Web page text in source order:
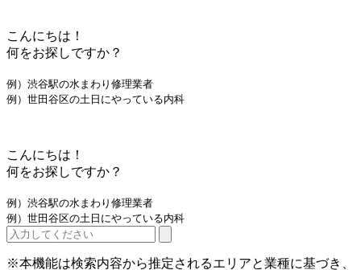
こんにちは！
何をお探しですか？
例）渋谷駅の水まわり修理業者
例）世田谷区の土日にやっている内科
こんにちは！
何をお探しですか？
例）渋谷駅の水まわり修理業者
例）世田谷区の土日にやっている内科
※本機能は検索内容から推定されるエリアと業種に基づき、